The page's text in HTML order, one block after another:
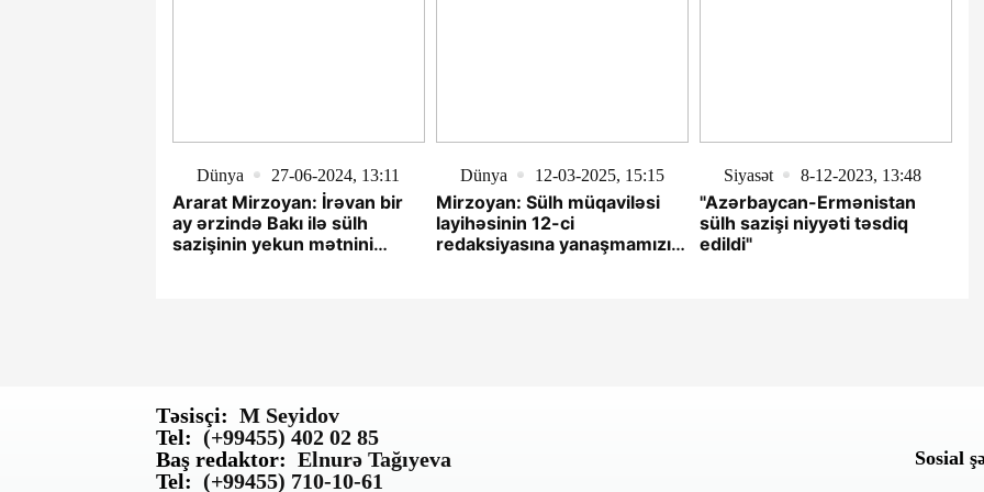
Dünya 27-06-2024, 13:11
Ararat Mirzoyan: İrəvan bir
ay ərzində Bakı ilə sülh
sazişinin yekun mətnini
Dünya 12-03-2025, 15:15
Mirzoyan: Sülh müqaviləsi
layihəsinin 12-ci
redaksiyasına yanaşmamızı
Siyasət 8-12-2023, 13:48
"Azərbaycan-Ermənistan
sülh sazişi niyyəti təsdiq
edildi"
Təsisçi: M Seyidov
Tel: (+99455) 402 02 85
Baş redaktor: Elnurə Tağıyeva
Tel: (+99455) 710-10-61
Sosial